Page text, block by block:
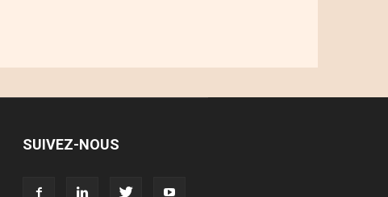
SUIVEZ-NOUS